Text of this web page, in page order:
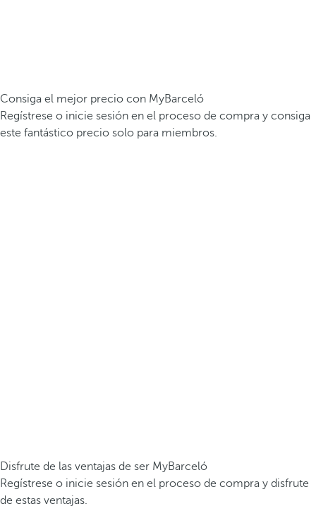
Consiga el mejor precio con MyBarceló
Regístrese o inicie sesión en el proceso de compra y consiga
este fantástico precio solo para miembros.
Disfrute de las ventajas de ser MyBarceló
Regístrese o inicie sesión en el proceso de compra y disfrute
de estas ventajas.